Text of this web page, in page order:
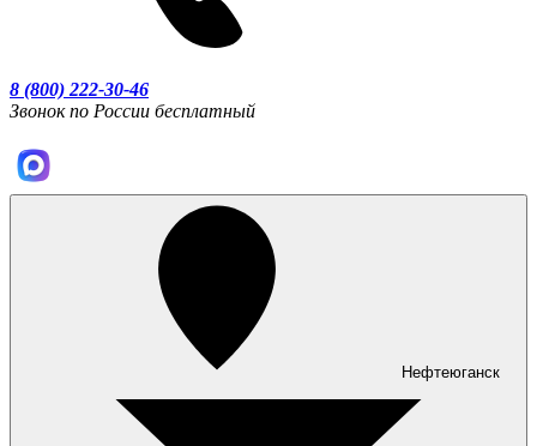
8 (800) 222-30-46
Звонок по России бесплатный
Нефтеюганск